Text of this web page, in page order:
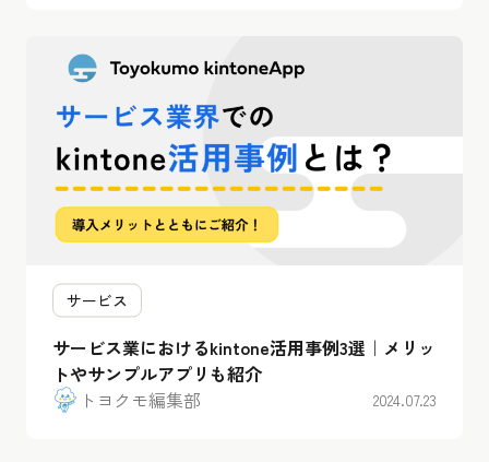
サービス
サービス業におけるkintone活用事例3選｜メリッ
トやサンプルアプリも紹介
トヨクモ編集部
2024.07.23